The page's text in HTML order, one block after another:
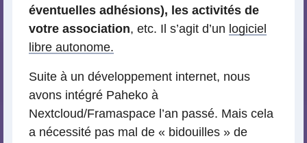
éventuelles adhésions), les activités de
votre association, etc. Il s’agit d’un logiciel
libre autonome.
Suite à un développement internet, nous
avons intégré Paheko à
Nextcloud/Framaspace l’an passé. Mais cela
a nécessité pas mal de « bidouilles » de